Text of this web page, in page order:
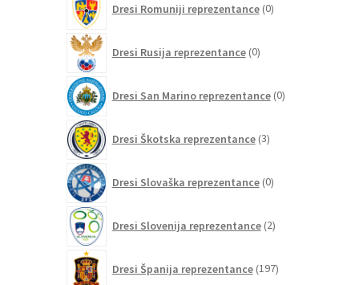
Dresi Romuniji reprezentance 0izdelkov
Dresi Rusija reprezentance 0izdelkov
Dresi San Marino reprezentance 0izdelkov
Dresi Škotska reprezentance 3izdelki
Dresi Slovaška reprezentance 0izdelkov
Dresi Slovenija reprezentance 2izdelka
Dresi Španija reprezentance 197izdelkov